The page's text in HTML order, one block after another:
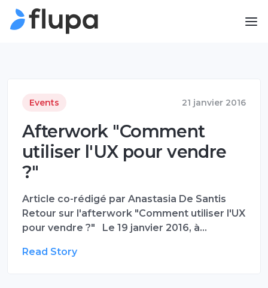
Events 21 janvier 2016
Afterwork "Comment
utiliser l'UX pour vendre
?"
Article co-rédigé par Anastasia De Santis
Retour sur l'afterwork "Comment utiliser l'UX
pour vendre ?" Le 19 janvier 2016, à…
Read Story